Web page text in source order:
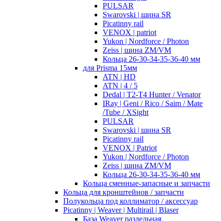
PULSAR
Swarovski | шина SR
Picatinny rail
VENOX | patriot
Yukon | Nordforce / Photon
Zeiss | шина ZM/VM
Кольца 26-30-34-35-36-40 мм
для Prisma 15мм
ATN | HD
ATN | 4 / 5
Dedal | T2-T4 Hunter / Venator
IRay | Geni / Rico / Saim / Mate
/Tube / XSight
PULSAR
Swarovski | шина SR
Picatinny rail
VENOX | Patriot
Yukon | Nordforce / Photon
Zeiss | шина ZM/VM
Кольца 26-30-34-35-36-40 мм
Кольца сменные-запасные и запчасти
Кольца для кронштейнов / запчасти
Полукольца под коллиматор / аксессуар
Picatinny | Weaver | Multirail | Blaser
База Weaver раздельная